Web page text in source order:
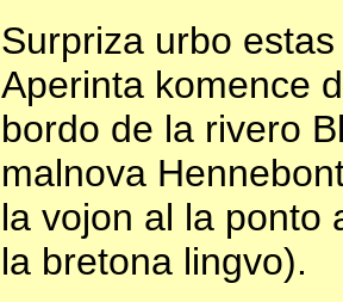
Surpriza urbo
Aperinta komence
bordo de la rivero
malnova
la vojon al la ponto
la bretona lingvo).